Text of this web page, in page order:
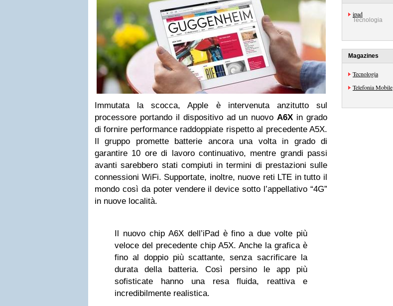
Immutata la scocca, Apple è intervenuta anzitutto sul
processore portando il dispositivo ad un nuovoA6X in grado
di fornire performance raddoppiate rispetto al precedente A5X.
Il gruppo promette batterie ancora una volta in grado di
garantire 10 ore di lavoro continuativo, mentre grandi passi
avanti sarebbero stati compiuti in termini di prestazioni sulle
connessioni WiFi. Supportate, inoltre, nuove reti LTE in tutto il
mondo così da poter vendere il device sotto l’appellativo “4G”
in nuove località.
Il nuovo chip A6X dell’iPad è fino a due volte più
veloce del precedente chip A5X. Anche la grafica è
fino al doppio più scattante, senza sacrificare la
durata della batteria. Così persino le app più
sofisticate hanno una resa fluida, reattiva e
incredibilmente realistica.
ipad
Tecnologia
Magazines
Tecnologia
Telefonia Mobile